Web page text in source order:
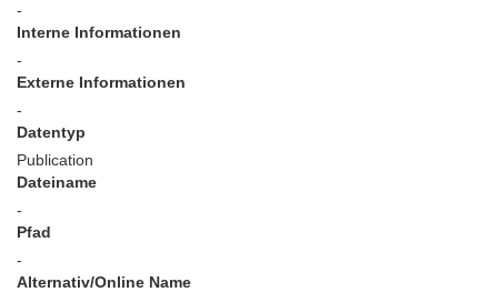
-
Interne Informationen
-
Externe Informationen
-
Datentyp
Publication
Dateiname
-
Pfad
-
Alternativ/Online Name